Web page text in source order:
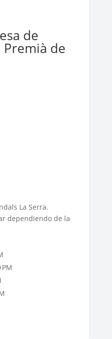
de
Premià de
La Serra.
dependiendo de la